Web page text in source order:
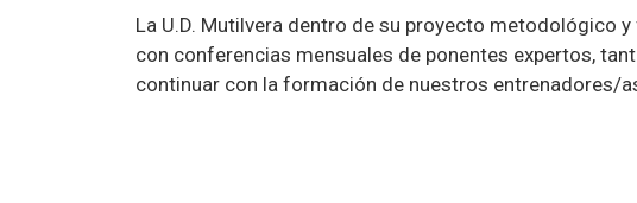
La U.D. Mutilvera dentro de su proyecto metodológico
con conferencias mensuales de ponentes expertos,
continuar con la formación de nuestros entrenadores/